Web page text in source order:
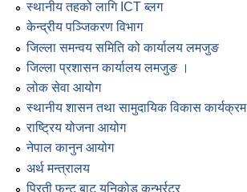
स्थानीय तहको लागि ICT ब्लग
केन्द्रीय पञ्जिकरण विभाग
जिल्ला समन्वय समिति को कार्यालय लमजुङ
जिल्ला प्रशासन कार्यालय लमजुङ ।
लोक सेवा आयोग
स्थानीय शासन तथा सामुदायिक विकास कार्यक्रम
राष्ट्रिय योजना आयोग
नेपाल कानुन आयोग
अर्थ मन्त्रालय
प्रिती फन्ट बाट युनिकोड कन्भर्रटर